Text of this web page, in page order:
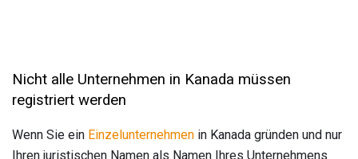
Nicht alle Unternehmen in Kanada müssen
registriert werden
Wenn Sie ein Einzelunternehmen in Kanada gründen und nur
Ihren juristischen Namen als Namen Ihres Unternehmens